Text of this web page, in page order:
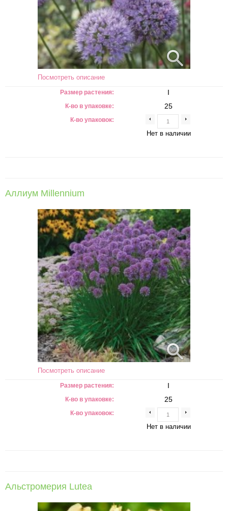
Посмотреть описание
Размер растения:
К-во в упаковке:
К-во упаковок:
I
25
Нет в наличии
Аллиум Millennium
Посмотреть описание
Размер растения:
К-во в упаковке:
К-во упаковок:
I
25
Нет в наличии
Альстромерия Lutea